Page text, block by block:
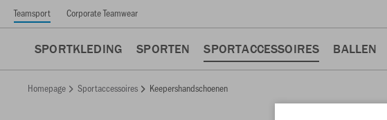
Teamsport Corporate Teamwear
SPORTKLEDING SPORTEN SPORTACCESSOIRES BALLEN
Homepage Sportaccessoires Keepershandschoenen